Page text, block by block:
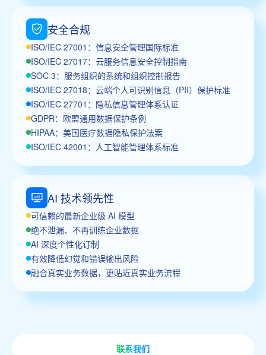
安全合规
ISO/IEC 27001：信息安全管理国际标准
ISO/IEC 27017：云服务信息安全控制指南
SOC 3：服务组织的系统和组织控制报告
ISO/IEC 27018：云端个人可识别信息（PII）保护标准
ISO/IEC 27701：隐私信息管理体系认证
GDPR：欧盟通用数据保护条例
HIPAA：美国医疗数据隐私保护法案
ISO/IEC 42001：人工智能管理体系标准
AI 技术领先性
可信赖的最新企业级 AI 模型
绝不泄漏、不再训练企业数据
AI 深度个性化订制
有效降低幻觉和错误输出风险
融合真实业务数据，更贴近真实业务流程
联系我们